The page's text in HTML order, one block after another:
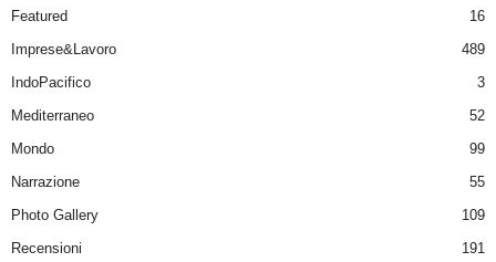
Featured
16
Imprese&Lavoro
489
IndoPacifico
3
Mediterraneo
52
Mondo
99
Narrazione
55
Photo Gallery
109
Recensioni
191